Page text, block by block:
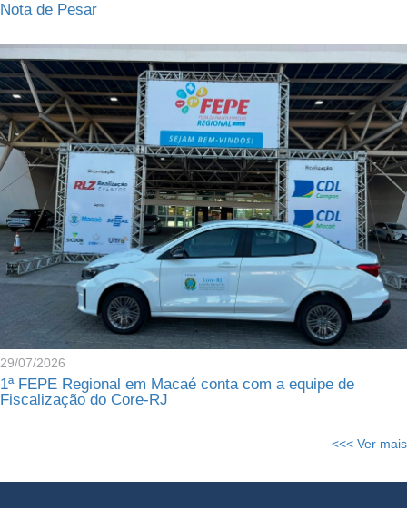
Nota de Pesar
29/07/2026
1ª FEPE Regional em Macaé conta com a equipe de
Fiscalização do Core-RJ
<<< Ver mais